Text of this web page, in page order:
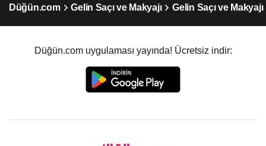
Düğün.com Gelin Saçı ve Makyajı Gelin Saçı ve
Düğün.com uygulaması yayında! Ücretsiz indir: